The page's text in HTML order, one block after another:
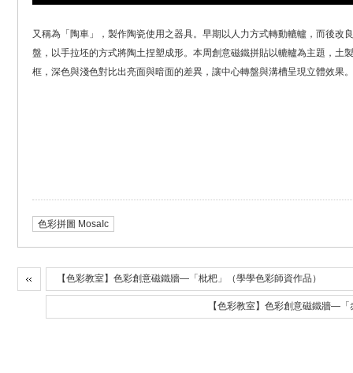
又稱為「陶車」，製作陶瓷使用之器具。早期以人力方式轉動轆轤，而後改
盤，以手拉坯的方式將陶土捏塑成形。本周創意磁鐵拼貼以轆轤為主題，土
框，深色與淺色對比出亮面與暗面的差異，讓中心轉盤與溝槽呈現立體效果。
色彩拼圖 MosaIc
【色彩教室】色彩創意磁鐵牆—「枇杷」（學學色彩師資作品）
【色彩教室】色彩創意磁鐵牆—